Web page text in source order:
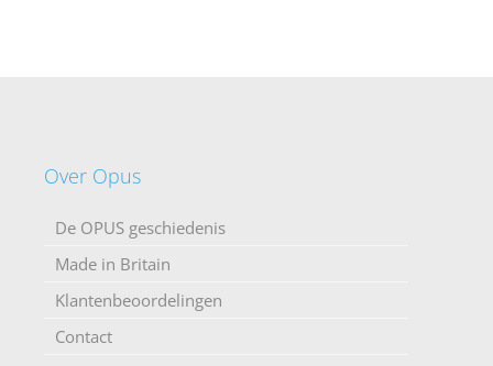
Over Opus
De OPUS geschiedenis
Made in Britain
Klantenbeoordelingen
Contact